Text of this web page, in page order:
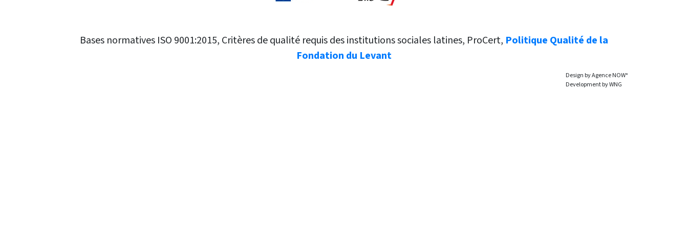
Bases normatives ISO 9001:2015, Critères de qualité requis des institutions sociales latines, ProCert, Politique Qualité de la
Fondation du Levant
Design byAgence NOW*
Development byWNG